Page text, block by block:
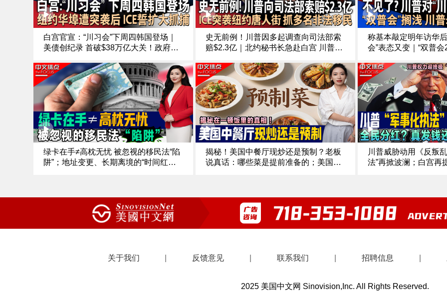
白宫官宣：“川习会”下周四韩国登场｜
美债创纪录 首破$38万亿大关！政府停
CE誓扩大逮捕｜川普赦免币安创始人赵
长鹏｜NBA名帅名将被捕《中文正点》
25.10.23
史无前例！川普因多起调查向司法部索
赔$2.3亿｜北约秘书长急赴白宫 川普宣
出口 美股全线走低｜ICE突袭纽约唐人
街 逮捕多名非法移民摊贩｜《中文正
点》25.10.22
称基本敲定明年访华
会”表态又变｜“双普
党人 施压民主党重开
会厅 白宫开拆东翼建
25.10.21
绿卡在手≠高枕无忧 被忽视的移民法“陷
阱”；地址变更、长期离境的“时间红
单”《中文焦点》10/23/25
揭秘！美国中餐厅现炒还是预制？老板
说真话：哪些菜是提前准备的；美国
川普威胁动用《反叛
法”再掀波澜；白宫再
关于我们 反馈意见 联系我们 招聘信息
2025 美国中文网 Sinovision,Inc. All Rights Reserved.